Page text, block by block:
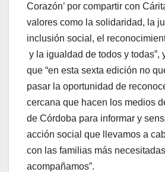
Corazón’ por compartir con
valores como la solidaridad, la
inclusión social, el
y la igualdad de todos y todas”,
que “en esta sexta edición no
pasar la oportunidad de
cercana que hacen los medios
de Córdoba para informar y
acción social que llevamos a
con las familias más
acompañamos”.